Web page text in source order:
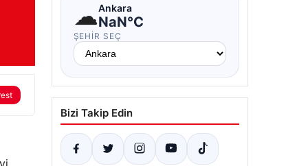
☁Ankara
NaN°C
ŞEHIR SEÇ
Bizi Takip Edin